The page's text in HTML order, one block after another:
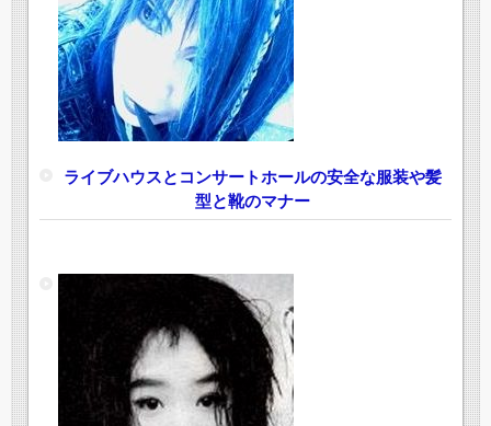
ライブハウスとコンサートホールの安全な服装や髪
型と靴のマナー